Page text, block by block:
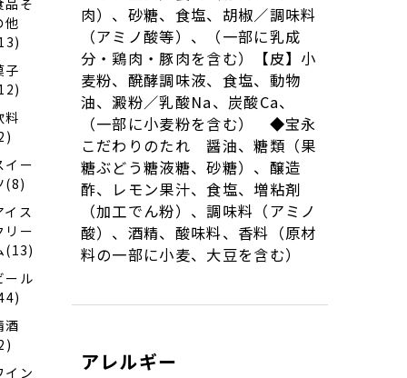
他
子
料
イー
(8)
イス
リー
(13)
ール
酒
イン
肉）、砂糖、食塩、胡椒／調味料
（アミノ酸等）、（一部に乳成
分・鶏肉・豚肉を含む）【皮】小
麦粉、醗酵調味液、食塩、動物
油、澱粉／乳酸Na、炭酸Ca、
（一部に小麦粉を含む） ◆宝永
こだわりのたれ 醤油、糖類（果
糖ぶどう糖液糖、砂糖）、醸造
酢、レモン果汁、食塩、増粘剤
（加工でん粉）、調味料（アミノ
酸）、酒精、酸味料、香料（原材
料の一部に小麦、大豆を含む）
アレルギー